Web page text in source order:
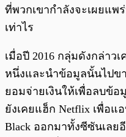
ที่พวกเขากำลังจะเผยแพ
เท่าไร
เมื่อปี 2016 กลุ่มดังกล่า
หนึ่งและนำข้อมูลนั้นไปขา
ยอมจ่ายเงินให้เพื่อลบข้
ยังเคยแฮ็ก Netflix เพื่อแ
Black ออกมาทั้งซีซันเลย